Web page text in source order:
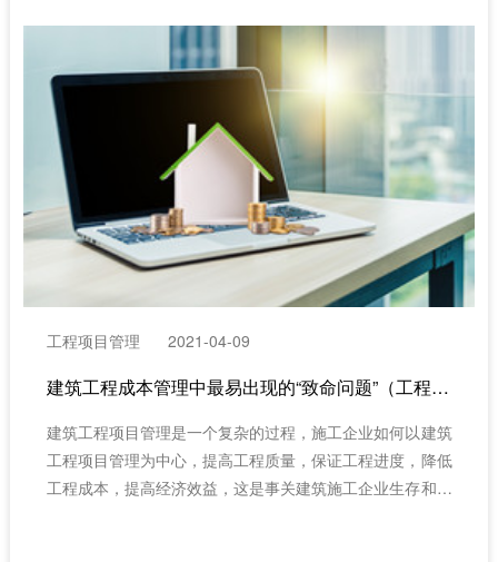
工程项目管理 2021-04-09
建筑工程成本管理中最易出现的“致命问题”（工程项目管理系统）
建筑工程项目管理是一个复杂的过程，施工企业如何以建筑
工程项目管理为中心，提高工程质量，保证工程进度，降低
工程成本，提高经济效益，这是事关建筑施工企业生存和发